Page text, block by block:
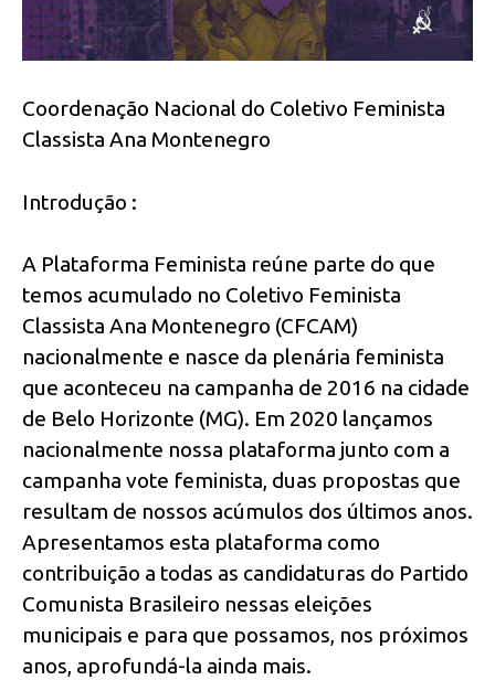
Coordenação Nacional do Coletivo Feminista
Classista Ana Montenegro
Introdução :
A Plataforma Feminista reúne parte do que
temos acumulado no Coletivo Feminista
Classista Ana Montenegro (CFCAM)
nacionalmente e nasce da plenária feminista
que aconteceu na campanha de 2016 na cidade
de Belo Horizonte (MG). Em 2020 lançamos
nacionalmente nossa plataforma junto com a
campanha vote feminista, duas propostas que
resultam de nossos acúmulos dos últimos anos.
Apresentamos esta plataforma como
contribuição a todas as candidaturas do Partido
Comunista Brasileiro nessas eleições
municipais e para que possamos, nos próximos
anos, aprofundá-la ainda mais.